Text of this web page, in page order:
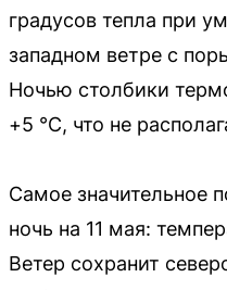
градусов тепла при
западном ветре с
Ночью столбики
+5 °C, что не
Самое значительное
ночь на 11 мая:
Ветер сохранит